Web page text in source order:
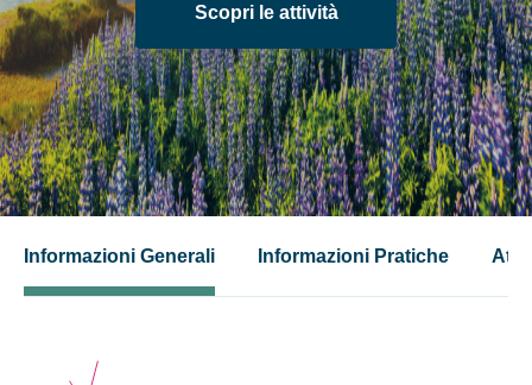
Scopri le attività
Informazioni Generali Informazioni Pratiche